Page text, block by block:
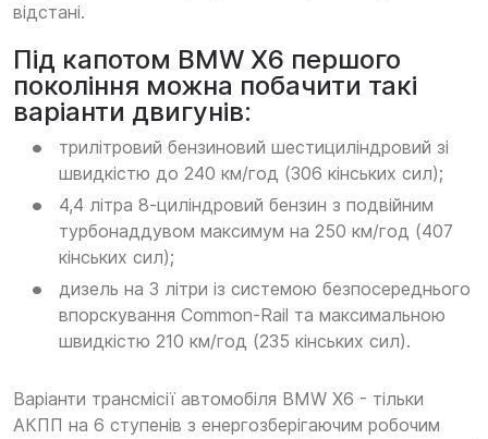
відстані.
Під капотом BMW X6 першого
покоління можна побачити такі
варіанти двигунів:
трилітровий бензиновий шестициліндровий зі
швидкістю до 240 км/год (306 кінських сил);
4,4 літра 8-циліндровий бензин з подвійним
турбонаддувом максимум на 250 км/год (407
кінських сил);
дизель на 3 літри із системою безпосереднього
впорскування Common-Rail та максимальною
швидкістю 210 км/год (235 кінських сил).
Варіанти трансмісії автомобіля BMW X6 - тільки
АКПП на 6 ступенів з енергозберігаючим робочим